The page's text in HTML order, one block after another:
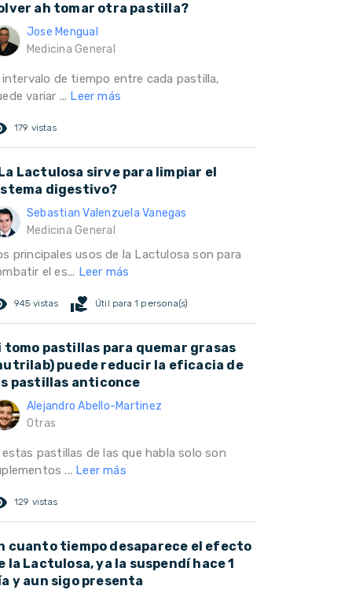
ah tomar otra pastilla?
Jose Mengual
Medicina General
intervalo de tiempo entre cada pastilla,
variar ... Leer más
179 vistas
Lactulosa sirve para limpiar el
digestivo?
Sebastian Valenzuela Vanegas
Medicina General
principales usos de la Lactulosa son para
el es... Leer más
945 vistas volunteer_activism Útil para 1 persona(s)
tomo pastillas para quemar grasas
puede reducir la eficacia de
pastillas anticonce
Alejandro Abello-Martinez
Otras
estas pastillas de las que habla solo son
... Leer más
129 vistas
cuanto tiempo desaparece el efecto
la Lactulosa, ya la suspendí hace 1
y aun sigo presenta